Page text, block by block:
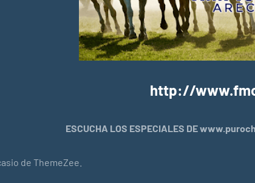
http://
ESCUCHA LOS ESPECIALES DE
de ThemeZee.